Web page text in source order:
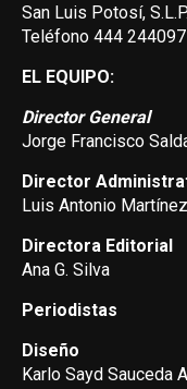
San Luis Potosí, S.L.P.
Teléfono 444
EL EQUIPO:
Director General
Jorge Francisco
Director
Luis Antonio
Directora Editorial
Ana G. Silva
Periodistas
Diseño
Karlo Sayd Sauceda